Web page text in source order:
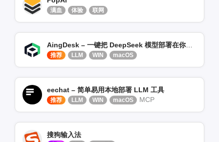
满血 体验 联网
AingDesk – 一键把 DeepSeek 模型部署在你电脑
推荐 LLM WIN macOS
eechat – 简单易用本地部署 LLM 工具
推荐 LLM WIN macOS MCP
搜狗输入法